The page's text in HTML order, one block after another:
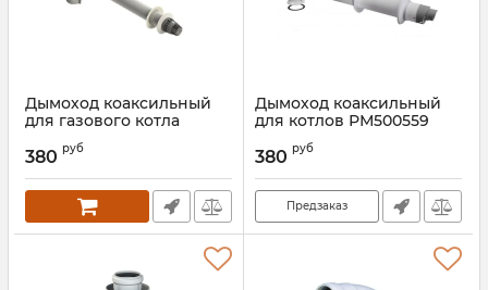
Дымоход коаксильный
для газового котла
М5100134 Kober
Артикул:
380 руб
Дымоход коаксильный
для котлов РМ500559
Артикул:
380 руб
Предзаказ